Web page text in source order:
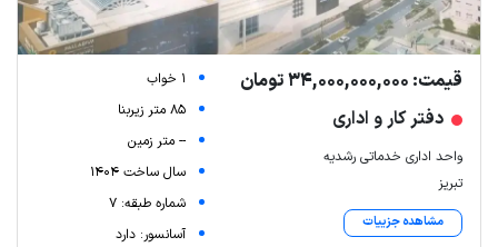
قیمت: 34,000,000,000 تومان
دفتر کار و اداری
واحد اداری خدماتی رشدیه
تبریز
مشاهده جزییات
1 خواب
85 متر زیربنا
-- متر زمین
سال ساخت 1404
شماره طبقه: 7
آسانسور: دارد